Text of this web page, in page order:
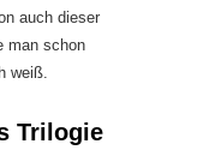
auch dieser
man schon
weiß.
Trilogie